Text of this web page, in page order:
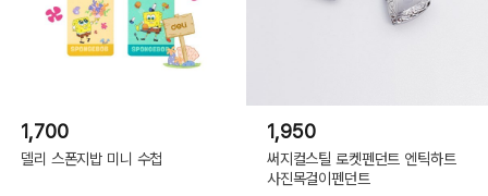
1,700
델리 스폰지밥 미니 수첩
1,950
써지컬스틸 로켓펜던트 엔틱하트
사진목걸이펜던트